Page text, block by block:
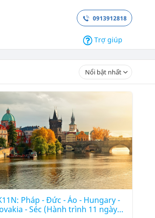
0913912818
Trợ giúp
Nổi bật nhất
Pháp - Đức - Áo - Hungary -
- Séc (Hành trình 11 ngày